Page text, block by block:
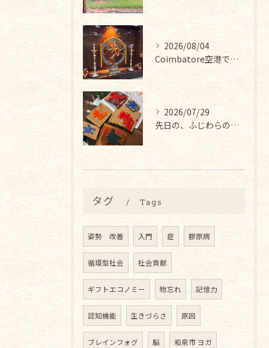
2026/08/04
Coimbatore空港では、シヴァ神と皆インドの賢者ティル...
2026/07/29
先日の、ふじわらのうえん あいこちゃん主催の『アートとヨガの...
タグ Tags
姿勢 改善 入門 症 膠原病
循環型社会 社会貢献
ギフトエコノミー 物忘れ 記憶力
認知機能 生きづらさ 原因
ブレインフォグ 脳 和泉市 ヨガ